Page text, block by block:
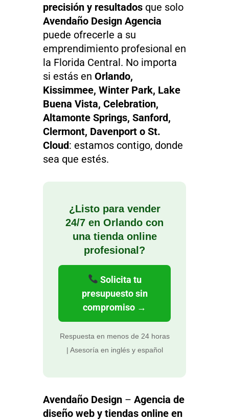
precisión y resultados que solo
Avendaño Design Agencia
puede ofrecerle a su
emprendimiento profesional en
la Florida Central. No importa
si estás en Orlando,
Kissimmee, Winter Park, Lake
Buena Vista, Celebration,
Altamonte Springs, Sanford,
Clermont, Davenport o St.
Cloud: estamos contigo, donde
sea que estés.
¿Listo para vender
24/7 en Orlando con
una tienda online
profesional?
Solicita tu
presupuesto sin
compromiso →
Respuesta en menos de 24 horas
| Asesoría en inglés y español
Avendaño Design – Agencia de
diseño web y tiendas online en